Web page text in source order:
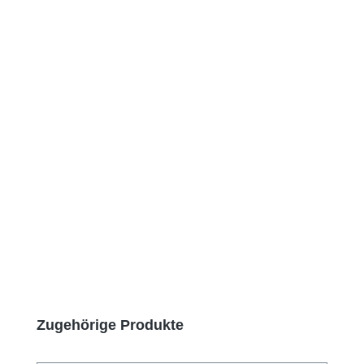
Produktgalerie überspringen
Zugehörige Produkte